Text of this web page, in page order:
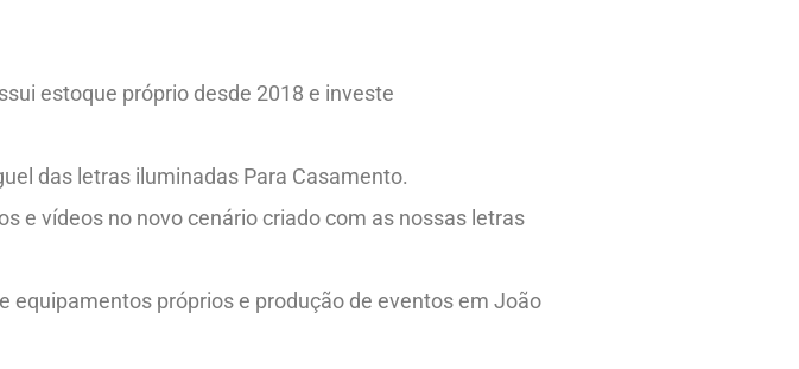
estoque próprio desde 2018 e investe
das letras iluminadas Para Casamento.
e vídeos no novo cenário criado com as nossas letras
equipamentos próprios e produção de eventos em João